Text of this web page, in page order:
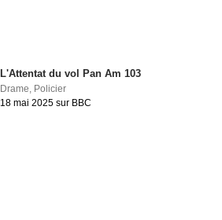
L'Attentat du vol Pan Am 103
Drame, Policier
18 mai 2025 sur BBC